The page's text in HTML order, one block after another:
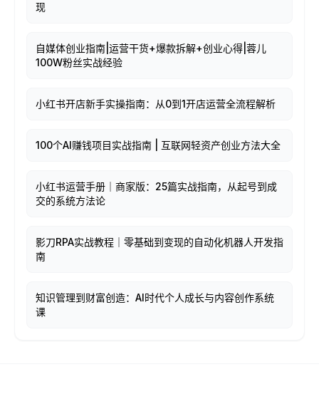
现
自媒体创业指南|运营干货+爆款拆解+创业心得|蓉儿
100W粉丝实战经验
小红书开店新手实操指南：从0到1开店运营全流程解析
100个AI赚钱项目实战指南 | 互联网轻资产创业方法大全
小红书运营手册｜商家版：25篇实战指南，从起号到成
交的系统方法论
影刀RPA实战教程｜零基础到变现的自动化机器人开发指
南
知识管理到财富创造：AI时代个人成长与内容创作系统
课